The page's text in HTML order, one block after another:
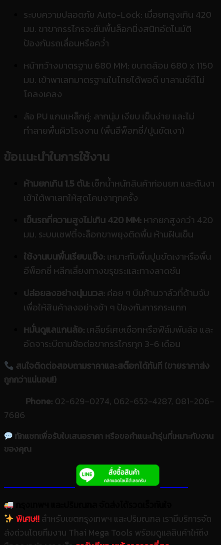
ระบบความปลอดภัย Auto-Lock: เมื่อยกสูงเกิน 420
มม. ขาขากรรไกรจะยันพื้นล็อกนิ่งสนิทอัตโนมัติ
ป้องกันรถเลื่อนหรือคว่ำ
หน้ากว้างมาตรฐาน 680 MM: ขนาดส้อม 680 x 1150
มม. เข้าพาเลทมาตรฐานในไทยได้พอดี บาลานซ์ดีไม่
โคลงเคลง
ล้อ PU แกนเหล็กคู่: ลากนุ่ม เงียบ เข็นง่าย และไม่
ทำลายพื้นผิวโรงงาน (พื้นอีพ็อกซี่/ปูนขัดเงา)
ข้อเเนะนำในการใช้งาน
ห้ามยกเกิน 1.5 ตัน: เช็กน้ำหนักสินค้าก่อนยก และดันงา
เข้าใต้พาเลทให้สุดโคนงาทุกครั้ง
เข็นรถที่ความสูงไม่เกิน 420 MM: หากยกสูงกว่า 420
มม. ระบบเซฟตี้จะล็อกขาพยุงติดพื้น ห้ามฝืนเข็น
ใช้งานบนพื้นเรียบแข็ง: เหมาะกับพื้นปูนขัดเงาหรือพื้น
อีพ็อกซี่ หลีกเลี่ยงทางขรุขระและทางลาดชัน
ปล่อยลงอย่างนุ่มนวล: ค่อย ๆ บีบก้านวาล์วที่ด้ามจับ
เพื่อให้สินค้าลงอย่างช้า ๆ ป้องกันการกระแทก
หมั่นดูแลแกนล้อ: เคลียร์เศษเชือกหรือฟิล์มพันล้อ และ
อัดจาระบีตามข้อต่อขากรรไกรทุก 3-6 เดือน
สนใจติดต่อสอบถามราคาและสต็อกได้ทันที (ขายราคาส่ง
ถูกกว่าแน่นอน!)
Phone: 02-629-0274, 062-652-4287, 081-206-
7686
ทักแชทเพื่อรับใบเสนอราคา หรือขอคำแนะนำรุ่นที่เหมาะกับงาน
ของคุณ
พิเศษ!!สำหรับเขตกรุงเทพฯ และปริมณฑล เรามีบริการจัด
ส่งด่วนโดยทีมงาน Thai Mega Tools พร้อมดูแลสินค้าให้ถึง